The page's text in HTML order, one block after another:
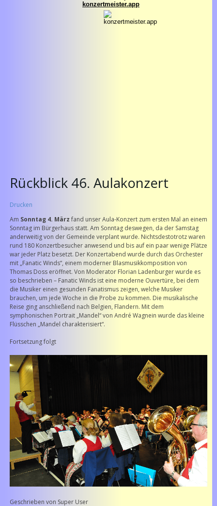
Rückblick 46. Aulakonzert
Drucken
Am Sonntag 4. März fand unser Aula-Konzert zum ersten Mal an einem
Sonntag im Bürgerhaus statt. Am Sonntag deswegen, da der Samstag
anderweitig von der Gemeinde verplant wurde. Nichtsdestotrotz waren
rund 180 Konzertbesucher anwesend und bis auf ein paar wenige Plätze
war jeder Platz besetzt. Der Konzertabend wurde durch das Orchester
mit „Fanatic Winds“, einem moderner Blasmusikkomposition von
Thomas Doss eröffnet. Von Moderator Florian Ladenburger wurde es
so beschrieben – Fanatic Winds ist eine moderne Ouvertüre, bei dem
die Musiker einen gesunden Fanatismus zeigen, welche Musiker
brauchen, um jede Woche in die Probe zu kommen. Die musikalische
Reise ging anschließend nach Belgien, Flandern. Mit dem
symphonischen Portrait „Mandel“ von André Wagnein wurde das kleine
Flüsschen „Mandel charakterisiert“.
Fortsetzung folgt
Geschrieben von Super User